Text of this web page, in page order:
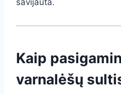
savijauta.
Kaip
varnalėšų